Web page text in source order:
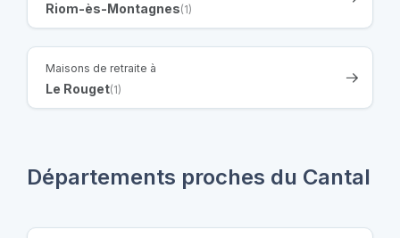
Riom-ès-Montagnes(1)
Maisons de retraite à
Le Rouget(1)
Départements proches du Cantal